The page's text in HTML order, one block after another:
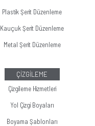
Plastik Şerit Düzenleme
Kauçuk Şerit Düzenleme
Metal Şerit Düzenleme
ÇİZGİLEME
Çizgileme Hizmetleri
Yol Çizgi Boyaları
Boyama Şablonları